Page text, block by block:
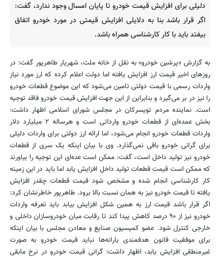
دلیلی برای افزایش قیمت خودرو تا پایان امسال وجود ندارد، گفت:
اگر قرار باشد بنا به دلایلی افزایش قیمتی در مورد خودرو اتفاق
بیفتد باید با کار کارشناسی همراه باشد.
به گزارش «پرشین خودرو» به نقل از خانه ملت، شهریار طاهرپور گفت: در
روزهای اخیر قیمت ارز افزایش یافته اما دولت اعلام کرده که ارز مورد نیاز
واردات رسمی با قیمت دولتی تامین می‌شود که این موضوع قطعات خودرو
را نیز در بر می‌گیرد و بنابراین از این جهت افزایش قیمت خودرو فاقد توجیه
است. نماینده مردم تویسرکان در مجلس شورای اسلامی اظهار داشت:
بخش عمده‌ای از قطعات خودرو وارداتی است و هرساله ۲ میلیارد دلار
واردات قطعات خودرو انجام می‌شود، اما ارائه ارز دولتی برای واردات دلیلی
برای گرانی خودرو باقی نمی‌گذارد. وی با بیان اینکه یک ‌سری از قطعات
خودرو نیز تولید داخل است، گفت: ممکن است عده‌ای این توجیه را بیاورند
که ممکن است قیمت قطعات تولید داخل افزایش یابد اما باید در این زمینه
کار کارشناسی انجام شده و مشخص شود قیمت قطعات چقدر افزایش
یافته تا قیمت خودرو نیز به همان نسبت بالا برود. طاهرپور خاطرنشان کرد:
اگر قرار باشد قیمت ارز به همین شکل افزایش بیابد باید تعرفه واردات
خودرو نیز از ۹۰ درصد کاهش پیدا کند تا رقابت میان خودروسازان داخلی و
خارجی کنترل شود. عضو کمیسیون صنایع و معادن مجلس با بیان اینکه
برای موفقیت قانون هدفمندی یارانه‌ها نباید قیمت خودرو به صورت
غیرمنطقی افزایش یابد، اظهار داشت: گرانی قیمت خودرو در نرخ مابقی